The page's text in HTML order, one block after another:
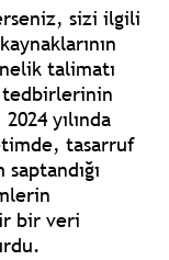
sizi ilgili
talimatı
tedbirlerinin
yılında
tasarruf
bir veri